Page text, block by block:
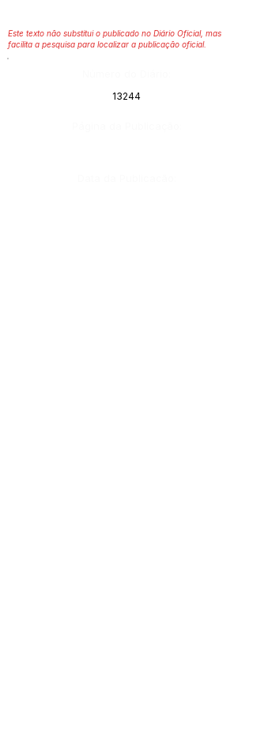
Este texto não substitui o publicado no Diário Oficial, mas
facilita a pesquisa para localizar a publicação oficial.
13244